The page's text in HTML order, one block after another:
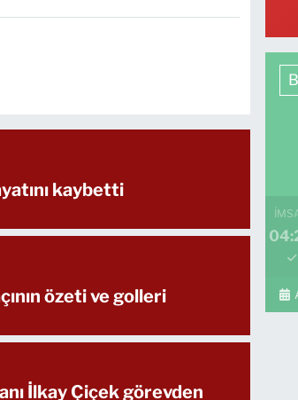
kaybetti
özeti ve golleri
İlkay Çiçek görevden